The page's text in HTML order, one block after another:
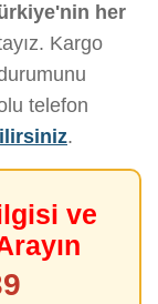
her
Kargo
telefon
.
ve